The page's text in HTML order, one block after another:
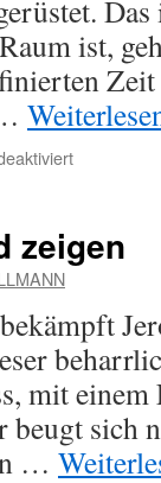
ist,
für
einen
zeigen
mit
sich
…